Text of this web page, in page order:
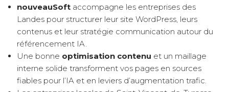
nouveauSoftaccompagne les entreprises des
Landes pour structurer leur site WordPress, leurs
contenus et leur stratégie communication autour du
référencement IA.
Une bonne optimisation contenu et un maillage
interne solide transforment vos pages en sources
fiables pour l’IA et en leviers d’augmentation trafic.